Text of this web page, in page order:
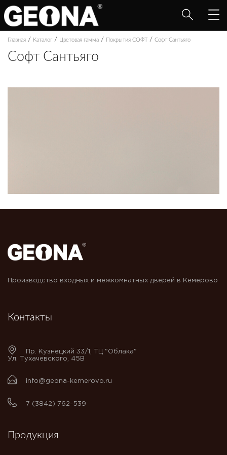
Главная / Каталог / Цветовая гамма / Покрытия СОФТ / Софт Сантьяго
Софт Сантьяго
Производство входных и межкомнатных дверей в Кемерово
Контакты
Пр. Кузнецкий 33/1, ТЦ "Облака"
Ул. Тухачевского, 45В
info@geona-kemerovo.ru
7 (3842) 762-539
Продукция